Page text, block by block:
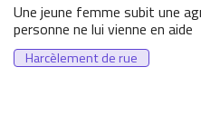
Une jeune femme subit une
personne ne lui vienne en aide
Harcèlement de rue